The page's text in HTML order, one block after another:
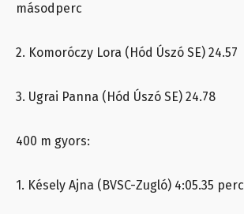
másodperc
2. Komoróczy Lora (Hód Úszó SE) 24.57
3. Ugrai Panna (Hód Úszó SE) 24.78
400 m gyors:
1. Késely Ajna (BVSC-Zugló) 4:05.35 perc